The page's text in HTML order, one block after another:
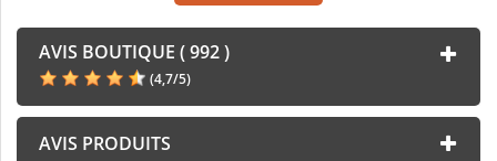
AVIS BOUTIQUE ( 992 )
(4,7/5)
AVIS PRODUITS